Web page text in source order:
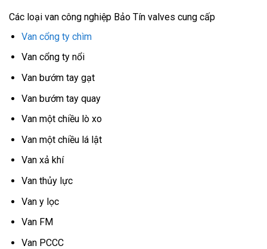
Các loại van công nghiệp Bảo Tín valves cung cấp
Van cổng ty chìm
Van cổng ty nổi
Van bướm tay gạt
Van bướm tay quay
Van một chiều lò xo
Van một chiều lá lật
Van xả khí
Van thủy lực
Van y lọc
Van FM
Van PCCC